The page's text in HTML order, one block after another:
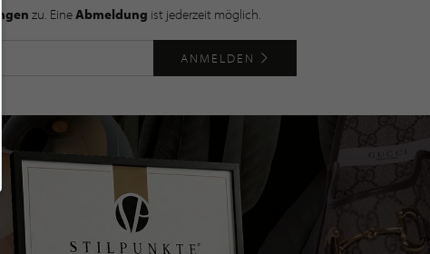
zu. EineAbmeldung ist jederzeit möglich.
ANMELDEN